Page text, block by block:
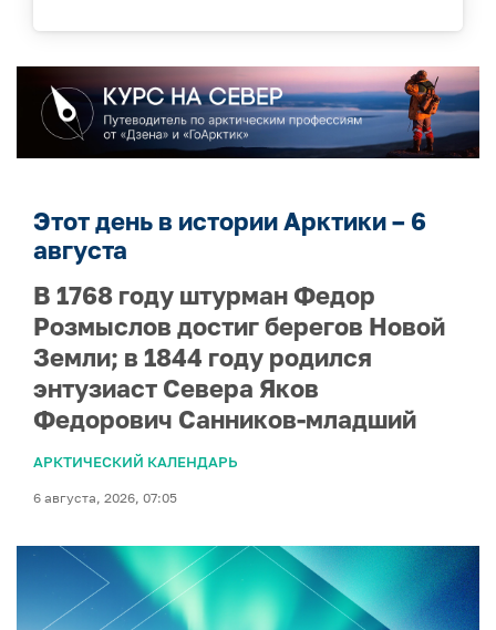
Этот день в истории Арктики – 6
августа
В 1768 году штурман Федор
Розмыслов достиг берегов Новой
Земли; в 1844 году родился
энтузиаст Севера Яков
Федорович Санников-младший
АРКТИЧЕСКИЙ КАЛЕНДАРЬ
6 августа, 2026, 07:05